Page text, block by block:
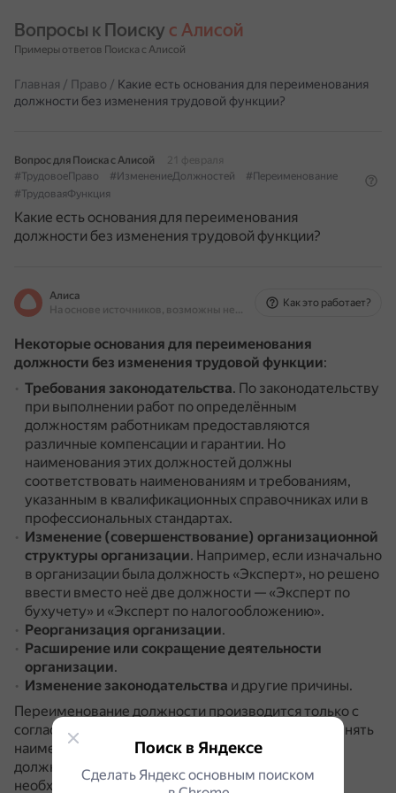
Вопросы к Поиску с Алисой
Примеры ответов Поиска с Алисой
Главная / Право / Какие есть основания для переименования
должности без изменения трудовой функции?
Вопрос для Поиска с Алисой
21 февраля
#ТрудовоеПраво
#ИзменениеДолжностей
#Переименование
#ТрудоваяФункция
Какие есть основания для переименования
должности без изменения трудовой функции?
Алиса
На основе источников, возможны неточности
Как это работает?
Некоторые основания для переименования
должности без изменения трудовой функции:
Требования законодательства. По законодательству
при выполнении работ по определённым
должностям работникам предоставляются
различные компенсации и гарантии. Но
наименования этих должностей должны
соответствовать наименованиям и требованиям,
указанным в квалификационных справочниках или в
профессиональных стандартах.
Изменение (совершенствование) организационной
структуры организации. Например, если изначально
в организации была должность «Эксперт», но решено
ввести вместо неё две должности — «Эксперт по
бухучету» и «Эксперт по налогообложению».
Реорганизация организации.
Расширение или сокращение деятельности
организации.
Изменение законодательства и другие причины.
Переименование должности производится только с
согласия работника.
В одностороннем порядке менять
наименование незаконно.Уведомить о смене
должности без изменения трудовой функции
необходимо не менее чем за 2 месяца.
Поиск в Яндексе
Сделать Яндекс основным поиском